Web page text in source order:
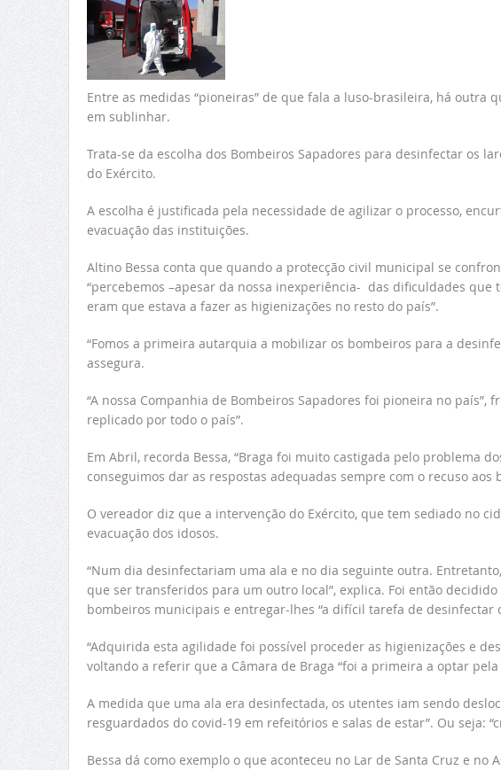
Entre as medidas “pioneiras” de que fala a luso-brasileira, há outra
em sublinhar.
Trata-se da escolha dos Bombeiros Sapadores para desinfectar os
do Exército.
A escolha é justificada pela necessidade de agilizar o processo,
evacuação das instituições.
Altino Bessa conta que quando a protecção civil municipal se
“percebemos –apesar da nossa inexperiência- das dificuldades que
eram que estava a fazer as higienizações no resto do país”.
“Fomos a primeira autarquia a mobilizar os bombeiros para a
assegura.
“A nossa Companhia de Bombeiros Sapadores foi pioneira no país”,
replicado por todo o país”.
Em Abril, recorda Bessa, “Braga foi muito castigada pelo problema
conseguimos dar as respostas adequadas sempre com o recuso aos
O vereador diz que a intervenção do Exército, que tem sediado no
evacuação dos idosos.
“Num dia desinfectariam uma ala e no dia seguinte outra.
que ser transferidos para um outro local”, explica. Foi então
bombeiros municipais e entregar-lhes “a difícil tarefa de desinfectar
“Adquirida esta agilidade foi possível proceder as higienizações e
voltando a referir que a Câmara de Braga “foi a primeira a optar pela
A medida que uma ala era desinfectada, os utentes iam sendo
resguardados do covid-19 em refeitórios e salas de estar”. Ou seja:
Bessa dá como exemplo o que aconteceu no Lar de Santa Cruz e no